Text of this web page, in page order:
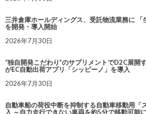
三井倉庫ホールディングス、受託物流業務に 「
を開発・導入開始
2026年7月30日
“独自開発こだわり”のサプリメントでD2C展開
がEC自動出荷アプリ「シッピーノ」を導入
2026年7月30日
自動車船の荷役中断を抑制する自動車移動用「
入 ～自力走行できない車両を約5分で移動可能